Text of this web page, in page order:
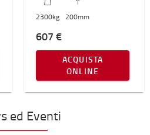
2300kg 200mm
607 €
ACQUISTA
ONLINE
ed Eventi